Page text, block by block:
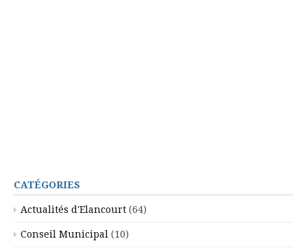
CATÉGORIES
Actualités d'Elancourt (64)
Conseil Municipal (10)